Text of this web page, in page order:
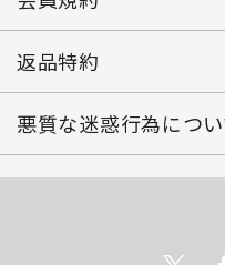
返品特約
悪質な迷惑行為につ